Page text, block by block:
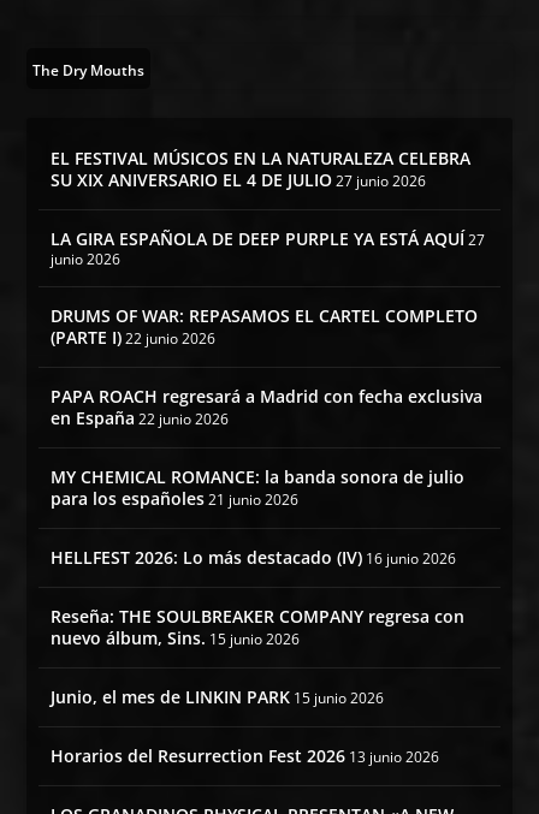
The Dry Mouths
EL FESTIVAL MÚSICOS EN LA NATURALEZA CELEBRA
SU XIX ANIVERSARIO EL 4 DE JULIO 27 junio 2026
LA GIRA ESPAÑOLA DE DEEP PURPLE YA ESTÁ AQUÍ27
junio 2026
DRUMS OF WAR: REPASAMOS EL CARTEL COMPLETO
(PARTE I) 22 junio 2026
PAPA ROACH regresará a Madrid con fecha exclusiva
en España 22 junio 2026
MY CHEMICAL ROMANCE: la banda sonora de julio
para los españoles 21 junio 2026
HELLFEST 2026: Lo más destacado (IV) 16 junio 2026
Reseña: THE SOULBREAKER COMPANY regresa con
nuevo álbum, Sins. 15 junio 2026
Junio, el mes de LINKIN PARK 15 junio 2026
Horarios del Resurrection Fest 2026 13 junio 2026